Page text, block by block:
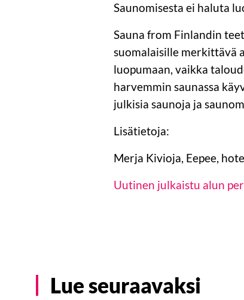
Saunomisesta ei haluta
Sauna from Finlandin
suomalaisille merkittävä
luopumaan, vaikka
harvemmin saunassa
julkisia saunoja ja
Lisätietoja:
Merja Kivioja, Eepee,
Uutinen julkaistu alun
Lue seuraavaksi